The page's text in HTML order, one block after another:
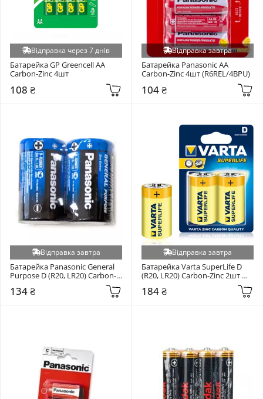
Відправка через 7 днів
Батарейка GP Greencell AA
Carbon-Zinc 4шт
108 ₴
Відправка завтра
Батарейка Panasonic AA
Carbon-Zinc 4шт (R6REL/4BPU)
104 ₴
Відправка завтра
Батарейка Panasonic General
Purpose D (R20, LR20) Carbon-
134 ₴
Відправка завтра
Батарейка Varta SuperLife D
(R20, LR20) Carbon-Zinc 2шт
184 ₴